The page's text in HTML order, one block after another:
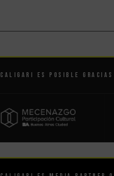
Caligari es posible gracias